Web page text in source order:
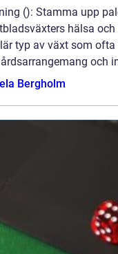
(): Stamma upp
hälsa
typ av växt som
och
Bergholm